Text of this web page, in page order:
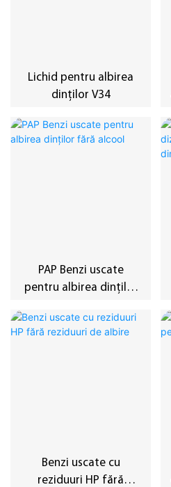
Lichid pentru albirea
dinților V34
PAP Benzi uscate
pentru albirea dinților
Benzi uscate cu
reziduuri HP fără